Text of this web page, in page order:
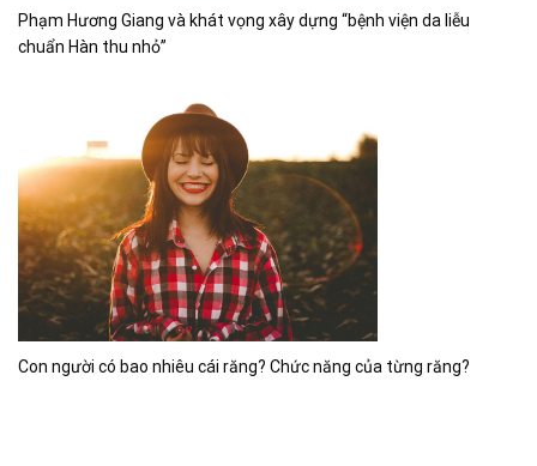
Phạm Hương Giang và khát vọng xây dựng “bệnh viện da liễu
chuẩn Hàn thu nhỏ”
Con người có bao nhiêu cái răng? Chức năng của từng răng?